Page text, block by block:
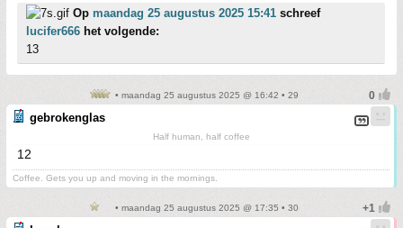
Op maandag 25 augustus 2025 15:41 schreef
lucifer666 het volgende:
13
• maandag 25 augustus 2025 @ 16:42 • 29
gebrokenglas
Half human, half coffee
12
Coffee. Gets you up and moving in the mornings.
• maandag 25 augustus 2025 @ 17:35 • 30